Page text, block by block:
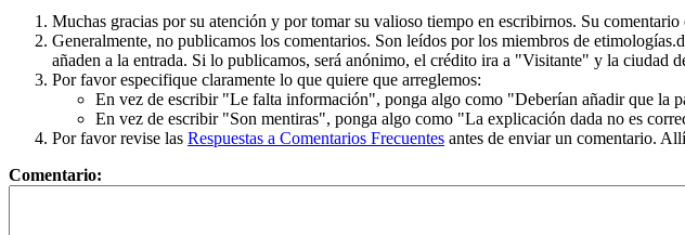
Muchas gracias por su atención y por tomar su valioso tiempo en escribirnos. Su comentario
Generalmente, no publicamos los comentarios. Son leídos por los miembros de
añaden a la entrada. Si lo publicamos, será anónimo, el crédito ira a "Visitante" y la ciudad
Por favor especifique claramente lo que quiere que arreglemos:
En vez de escribir "Le falta información", ponga algo como "Deberían añadir que la
En vez de escribir "Son mentiras", ponga algo como "La explicación dada no es
Por favor revise las Respuestas a Comentarios Frecuentes antes de enviar un comentario.
Comentario: